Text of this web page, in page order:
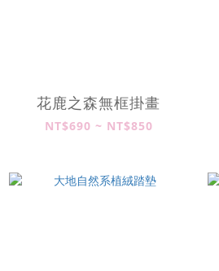
花鹿之森無框掛畫
NT$690 ~ NT$850